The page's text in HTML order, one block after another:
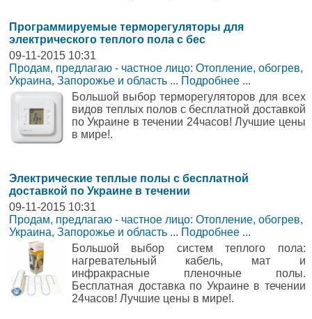
Программируемые терморегуляторы для
электрического теплого пола с бес
09-11-2015 10:31
Продам, предлагаю - частное лицо: Отопление, обогрев,
Украина, Запорожье и область ... Подробнее ...
Большой выбор терморегуляторов для всех
видов теплых полов с бесплатной доставкой
по Украине в течении 24часов! Лучшие цены
в мире!.
Электрические теплые полы с бесплатной
доставкой по Украине в течении
09-11-2015 10:31
Продам, предлагаю - частное лицо: Отопление, обогрев,
Украина, Запорожье и область ... Подробнее ...
Большой выбор систем теплого пола:
нагревательный кабель, мат и
инфракрасные пленочные полы.
Бесплатная доставка по Украине в течении
24часов! Лучшие цены в мире!.